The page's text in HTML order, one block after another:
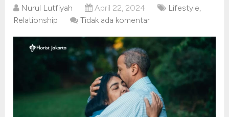
Nurul Lutfiyah April 22, 2024 Lifestyle,
Relationship
Tidak ada komentar